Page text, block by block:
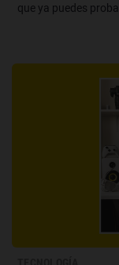
que ya puedes